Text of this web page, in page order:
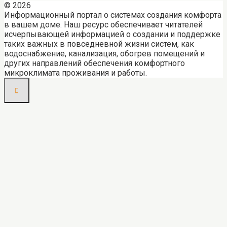
© 2026
Информационный портал о системах создания комфорта
в вашем доме. Наш ресурс обеспечивает читателей
исчерпывающей информацией о создании и поддержке
таких важных в повседневной жизни систем, как
водоснабжение, канализация, обогрев помещений и
других направлений обеспечения комфортного
микроклимата проживания и работы.